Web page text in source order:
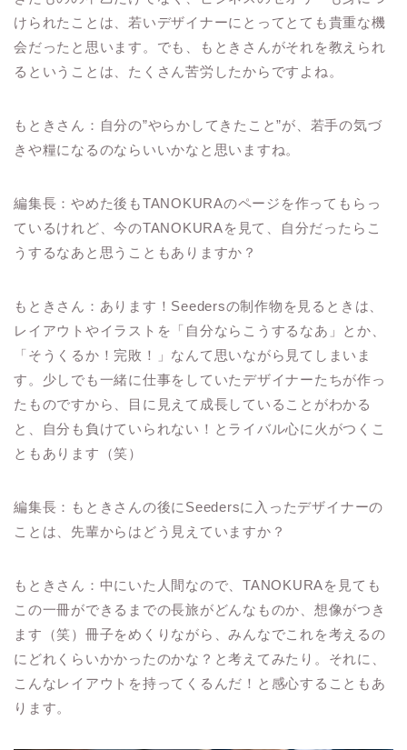
けられたことは、若いデザイナーにとってとても貴重な機
会だったと思います。でも、もときさんがそれを教えられ
るということは、たくさん苦労したからですよね。
もときさん：自分の”やらかしてきたこと”が、若手の気づ
きや糧になるのならいいかなと思いますね。
編集長：やめた後もTANOKURAのページを作ってもらっ
ているけれど、今のTANOKURAを見て、自分だったらこ
うするなあと思うこともありますか？
もときさん：あります！Seedersの制作物を見るときは、
レイアウトやイラストを「自分ならこうするなあ」とか、
「そうくるか！完敗！」なんて思いながら見てしまいま
す。少しでも一緒に仕事をしていたデザイナーたちが作っ
たものですから、目に見えて成長していることがわかる
と、自分も負けていられない！とライバル心に火がつくこ
ともあります（笑）
編集長：もときさんの後にSeedersに入ったデザイナーの
ことは、先輩からはどう見えていますか？
もときさん：中にいた人間なので、TANOKURAを見ても
この一冊ができるまでの長旅がどんなものか、想像がつき
ます（笑）冊子をめくりながら、みんなでこれを考えるの
にどれくらいかかったのかな？と考えてみたり。それに、
こんなレイアウトを持ってくるんだ！と感心することもあ
ります。